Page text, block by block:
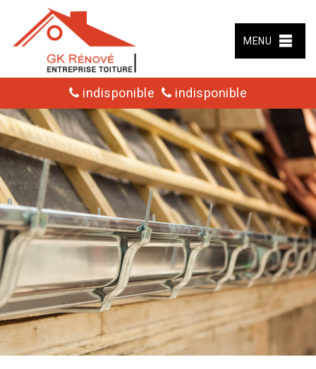
MENU
indisponible indisponible